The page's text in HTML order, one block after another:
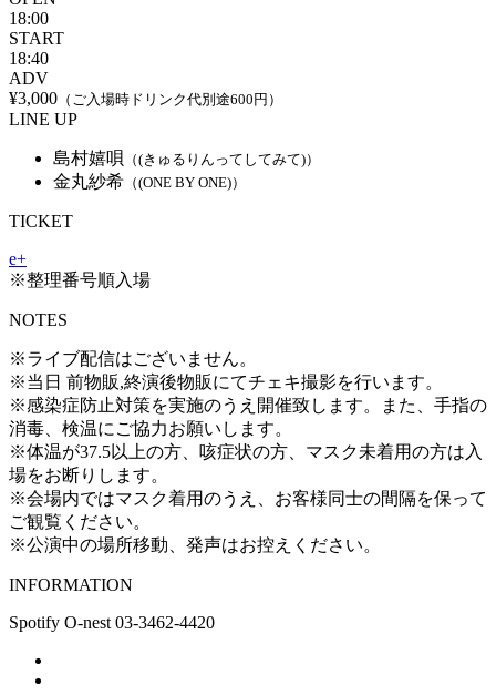
18:00
START
18:40
ADV
¥3,000 （ご入場時ドリンク代別途600円）
LINE UP
島村嬉唄 （(きゅるりんってしてみて)）
金丸紗希 （(ONE BY ONE)）
TICKET
e+
※整理番号順入場
NOTES
※ライブ配信はございません。
※当日 前物販,終演後物販にてチェキ撮影を行います。
※感染症防止対策を実施のうえ開催致します。また、手指の
消毒、検温にご協力お願いします。
※体温が37.5以上の方、咳症状の方、マスク未着用の方は入
場をお断りします。
※会場内ではマスク着用のうえ、お客様同士の間隔を保って
ご観覧ください。
※公演中の場所移動、発声はお控えください。
INFORMATION
Spotify O-nest 03-3462-4420